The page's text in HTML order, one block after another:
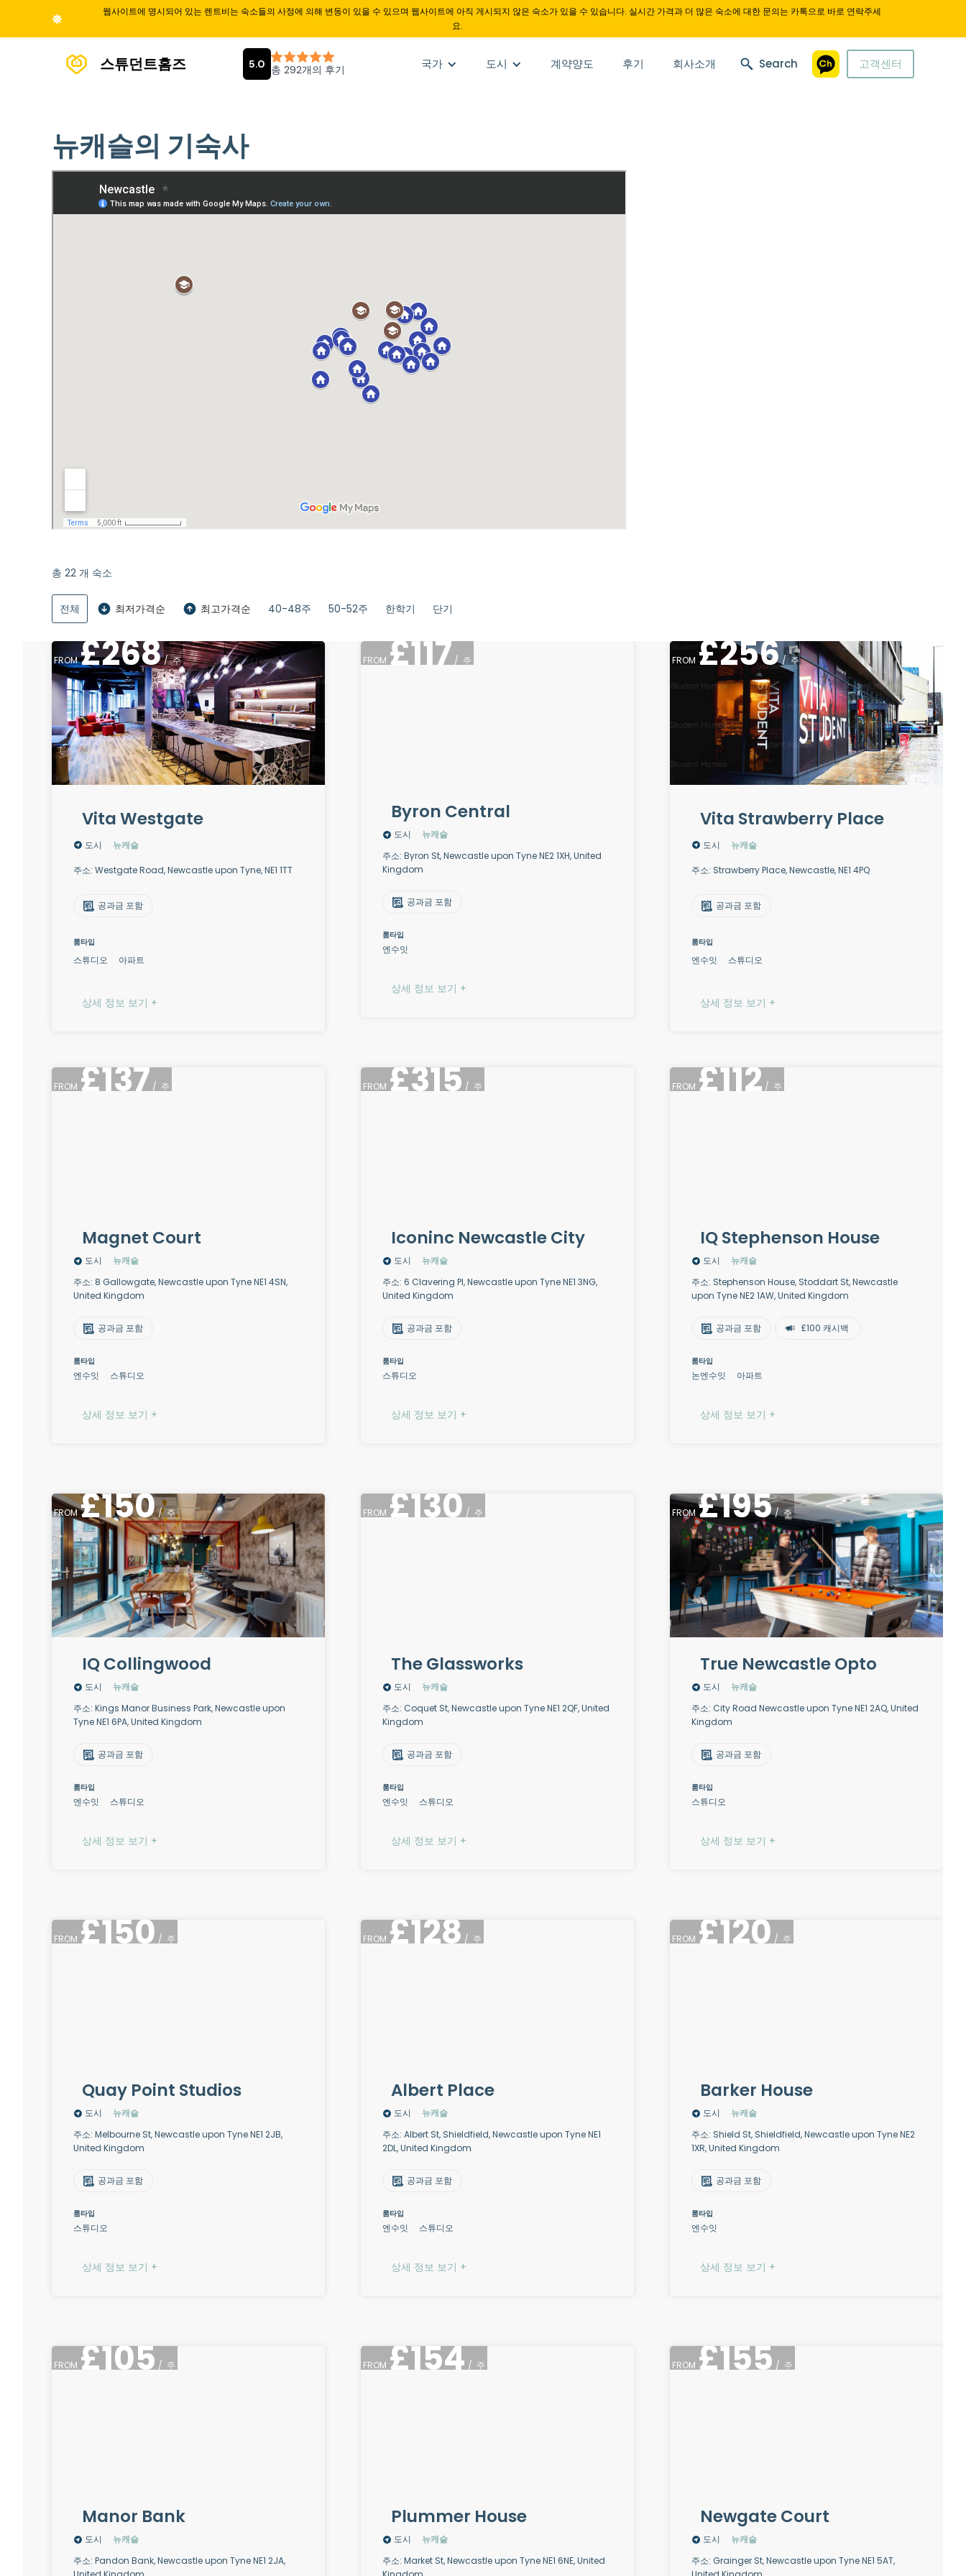
웹사이트에 명시되어 있는 렌트비는 숙소들의 사정에 의해 변동이 있을 수 있으며 웹사이트에 아직 게시되지 않은 숙소가 있을 수 있습니다. 실시간 가격과 더 많은 숙소에 대한 문의는 카톡으로 바로 연락주세
요.
스튜던트홈즈 국가 도시 계약양도 후기 회사소개 Search 고객센터
뉴캐슬의 기숙사
총 22 개 숙소
전체 최저가격순 최고가격순 40-48주 50-52주 한학기 단기
FROM£268/ 주
Vita Westgate
도시 뉴캐슬
주소: Westgate Road, Newcastle upon Tyne, NE1 1TT
공과금 포함
룸타입
스튜디오 아파트
상세 정보 보기 +
FROM £117 / 주
Byron Central
도시
뉴캐슬
주소: Byron St, Newcastle upon Tyne NE2 1XH, United
Kingdom
공과금 포함
룸타입
엔수잇
상세 정보 보기 +
FROM £256 / 주
Vita Strawberry Place
도시 뉴캐슬
주소: Strawberry Place, Newcastle, NE1 4PQ
공과금 포함
룸타입
엔수잇 스튜디오
상세 정보 보기 +
FROM £137 / 주
Magnet Court
도시
뉴캐슬
주소: 8 Gallowgate, Newcastle upon Tyne NE1 4SN,
United Kingdom
공과금 포함
룸타입
엔수잇 스튜디오
상세 정보 보기 +
FROM £315 / 주
Iconinc Newcastle City
도시
뉴캐슬
주소: 6 Clavering Pl, Newcastle upon Tyne NE1 3NG,
United Kingdom
공과금 포함
룸타입
스튜디오
상세 정보 보기 +
FROM £112 / 주
IQ Stephenson House
도시
뉴캐슬
주소: Stephenson House, Stoddart St, Newcastle
upon Tyne NE2 1AW, United Kingdom
공과금 포함 £100 캐시백
룸타입
논엔수잇 아파트
상세 정보 보기 +
FROM£150/ 주
IQ Collingwood
도시
뉴캐슬
주소: Kings Manor Business Park, Newcastle upon
Tyne NE1 6PA, United Kingdom
공과금 포함
룸타입
엔수잇 스튜디오
상세 정보 보기 +
FROM £130 / 주
The Glassworks
도시
뉴캐슬
주소: Coquet St, Newcastle upon Tyne NE1 2QF, United
Kingdom
공과금 포함
룸타입
엔수잇 스튜디오
상세 정보 보기 +
FROM £195/ 주
True Newcastle Opto
도시
뉴캐슬
주소: City Road Newcastle upon Tyne NE1 2AQ, United
Kingdom
공과금 포함
룸타입
스튜디오
상세 정보 보기 +
FROM £150 / 주
Quay Point Studios
도시
뉴캐슬
주소: Melbourne St, Newcastle upon Tyne NE1 2JB,
United Kingdom
공과금 포함
룸타입
스튜디오
상세 정보 보기 +
FROM £128 / 주
Albert Place
도시
뉴캐슬
주소: Albert St, Shieldfield, Newcastle upon Tyne NE1
2DL, United Kingdom
공과금 포함
룸타입
엔수잇 스튜디오
상세 정보 보기 +
FROM £120 / 주
Barker House
도시
뉴캐슬
주소: Shield St, Shieldfield, Newcastle upon Tyne NE2
1XR, United Kingdom
공과금 포함
룸타입
엔수잇
상세 정보 보기 +
FROM £105 / 주
Manor Bank
도시
뉴캐슬
주소: Pandon Bank, Newcastle upon Tyne NE1 2JA,
FROM £154 / 주
Plummer House
도시
뉴캐슬
주소: Market St, Newcastle upon Tyne NE1 6NE, United
FROM £155 / 주
Newgate Court
도시
뉴캐슬
주소: Grainger St, Newcastle upon Tyne NE1 5AT,